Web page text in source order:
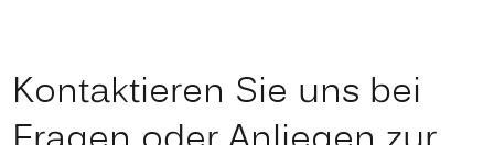
Kontaktieren Sie uns bei